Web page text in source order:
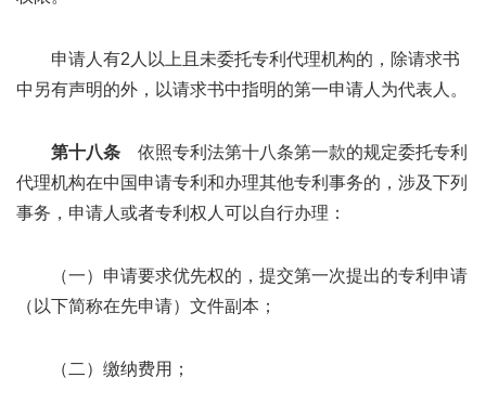
申请人有2人以上且未委托专利代理机构的，除请求书
中另有声明的外，以请求书中指明的第一申请人为代表人。
第十八条 依照专利法第十八条第一款的规定委托专利
代理机构在中国申请专利和办理其他专利事务的，涉及下列
事务，申请人或者专利权人可以自行办理：
（一）申请要求优先权的，提交第一次提出的专利申请
（以下简称在先申请）文件副本；
（二）缴纳费用；